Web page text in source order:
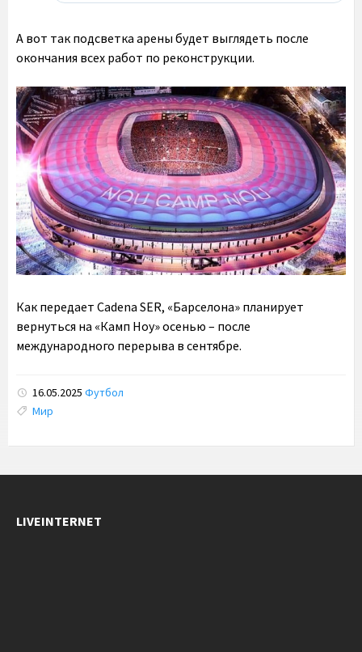
А вот так подсветка арены будет выглядеть после
окончания всех работ по реконструкции.
Как передает Cadena SER, «Барселона» планирует
вернуться на «Камп Ноу» осенью – после
международного перерыва в сентябре.
16.05.2025 Футбол
Tags:
Мир
LIVEINTERNET